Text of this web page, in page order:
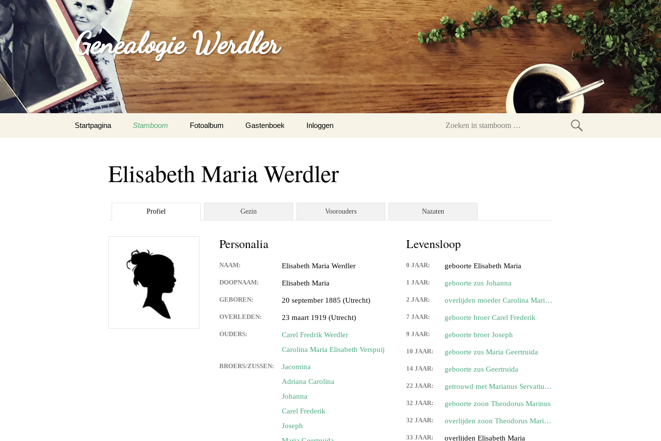
Genealogie Werdler
naar
Startpagina Stamboom Fotoalbum Gastenboek
Inloggen
Zoeken
Elisabeth Maria Werdler
Profiel Gezin Voorouders Nazaten
Personalia
NAAM: Elisabeth Maria Werdler
DOOPNAAM: Elisabeth Maria
GEBOREN: 20 september 1885 (Utrecht)
OVERLEDEN: 23 maart 1919 (Utrecht)
OUDERS:
Carel Fredrik Werdler
Carolina Maria Elisabeth Verspuij
BROERS/ZUSSEN:
Jacomina
Adriana Carolina
Johanna
Carel Frederik
Joseph
Levensloop
0 JAAR: geboorte Elisabeth Maria
1 JAAR: geboorte zus Johanna
2 JAAR: overlijden moeder Carolina Maria Elisabeth
7 JAAR: geboorte broer Carel Frederik
9 JAAR: geboorte broer Joseph
10 JAAR: geboorte zus Maria Geertruida
14 JAAR: geboorte zus Geertruida
22 JAAR: getrouwd met Marianus Servatius van de Camp
32 JAAR: geboorte zoon Theodorus Marinus
32 JAAR: overlijden zoon Theodorus Marinus
33 JAAR: overlijden Elisabeth Maria